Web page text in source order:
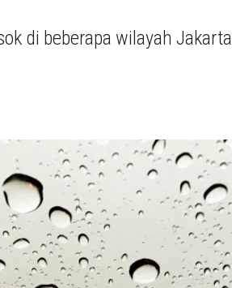
di beberapa wilayah Jakarta